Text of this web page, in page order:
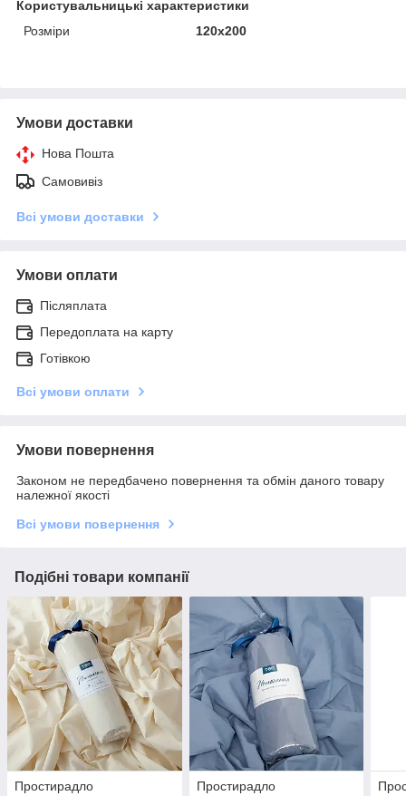
Користувальницькі характеристики
Розміри
120x200
Умови доставки
Нова Пошта
Самовивіз
Всі умови доставки
Умови оплати
Післяплата
Передоплата на карту
Готівкою
Всі умови оплати
Умови повернення
Законом не передбачено повернення та обмін даного товару
належної якості
Всі умови повернення
Подібні товари компанії
Простирадло
Простирадло